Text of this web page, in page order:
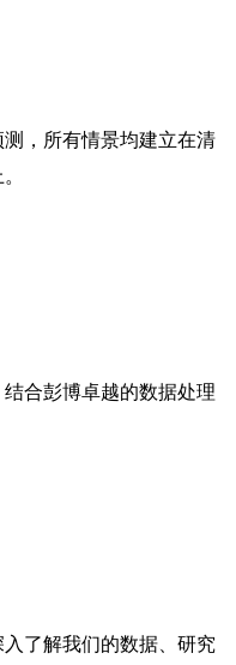
，所有情景均建立在清
合彭博卓越的数据处理
了解我们的数据、研究